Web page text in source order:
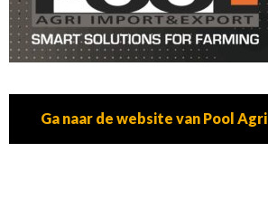
Ga naar de website van Pool Agri